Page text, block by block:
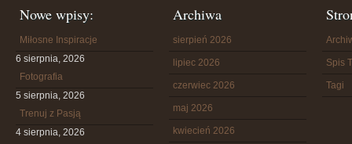
Nowe wpisy:
Miłosne Inspiracje
6 sierpnia, 2026
Fotografia
5 sierpnia, 2026
Trenuj z Pasją
4 sierpnia, 2026
Archiwa
sierpień 2026
lipiec 2026
czerwiec 2026
maj 2026
kwiecień 2026
Spis
Tagi